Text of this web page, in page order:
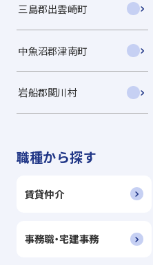
三島郡出雲崎町
中魚沼郡津南町
岩船郡関川村
職種から探す
賃貸仲介
事務職・宅建事務